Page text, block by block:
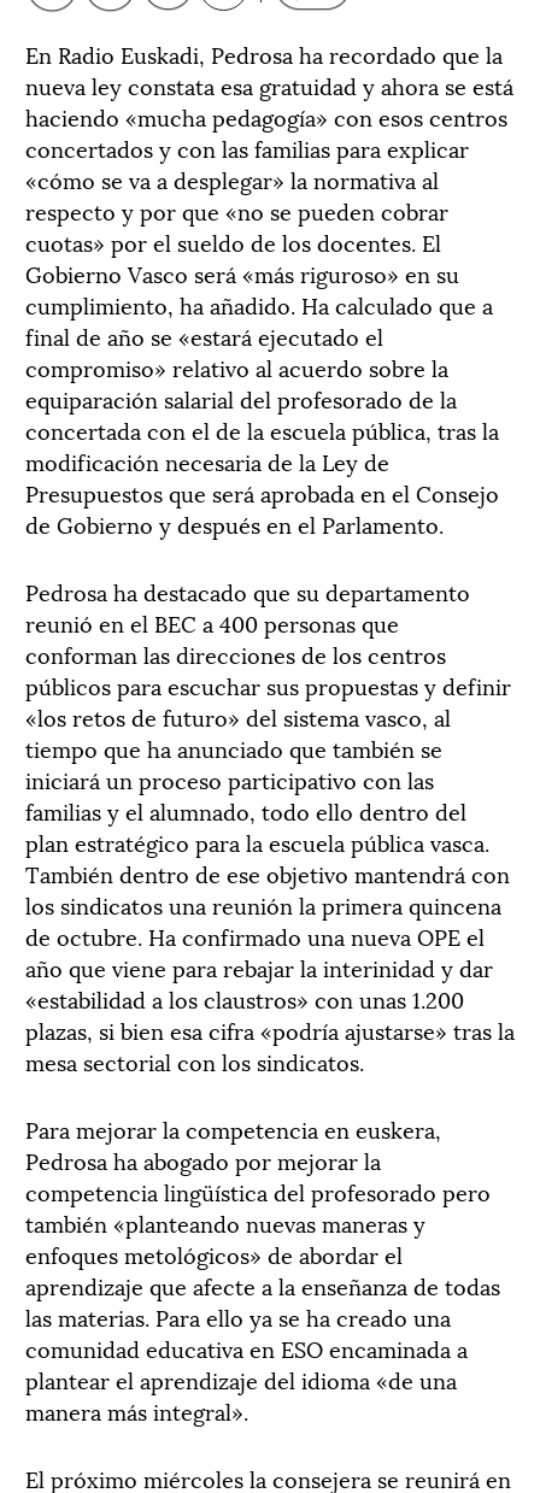
En Radio Euskadi, Pedrosa ha recordado que la
nueva ley constata esa gratuidad y ahora se está
haciendo «mucha pedagogía» con esos centros
concertados y con las familias para explicar
«cómo se va a desplegar» la normativa al
respecto y por que «no se pueden cobrar
cuotas» por el sueldo de los docentes. El
Gobierno Vasco será «más riguroso» en su
cumplimiento, ha añadido. Ha calculado que a
final de año se «estará ejecutado el
compromiso» relativo al acuerdo sobre la
equiparación salarial del profesorado de la
concertada con el de la escuela pública, tras la
modificación necesaria de la Ley de
Presupuestos que será aprobada en el Consejo
de Gobierno y después en el Parlamento.
Pedrosa ha destacado que su departamento
reunió en el BEC a 400 personas que
conforman las direcciones de los centros
públicos para escuchar sus propuestas y definir
«los retos de futuro» del sistema vasco, al
tiempo que ha anunciado que también se
iniciará un proceso participativo con las
familias y el alumnado, todo ello dentro del
plan estratégico para la escuela pública vasca.
También dentro de ese objetivo mantendrá con
los sindicatos una reunión la primera quincena
de octubre. Ha confirmado una nueva OPE el
año que viene para rebajar la interinidad y dar
«estabilidad a los claustros» con unas 1.200
plazas, si bien esa cifra «podría ajustarse» tras la
mesa sectorial con los sindicatos.
Para mejorar la competencia en euskera,
Pedrosa ha abogado por mejorar la
competencia lingüística del profesorado pero
también «planteando nuevas maneras y
enfoques metológicos» de abordar el
aprendizaje que afecte a la enseñanza de todas
las materias. Para ello ya se ha creado una
comunidad educativa en ESO encaminada a
plantear el aprendizaje del idioma «de una
manera más integral».
El próximo miércoles la consejera se reunirá en